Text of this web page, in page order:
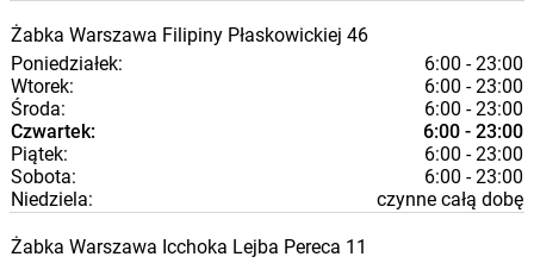
Żabka Warszawa Filipiny Płaskowickiej 46
Poniedziałek:
6:00 - 23:00
Wtorek:
6:00 - 23:00
Środa:
6:00 - 23:00
Czwartek:
6:00 - 23:00
Piątek:
6:00 - 23:00
Sobota:
6:00 - 23:00
Niedziela:
czynne całą dobę
Żabka Warszawa Icchoka Lejba Pereca 11